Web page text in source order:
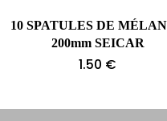
10 SPATULES DE
200mm SEICAR
1.50 €